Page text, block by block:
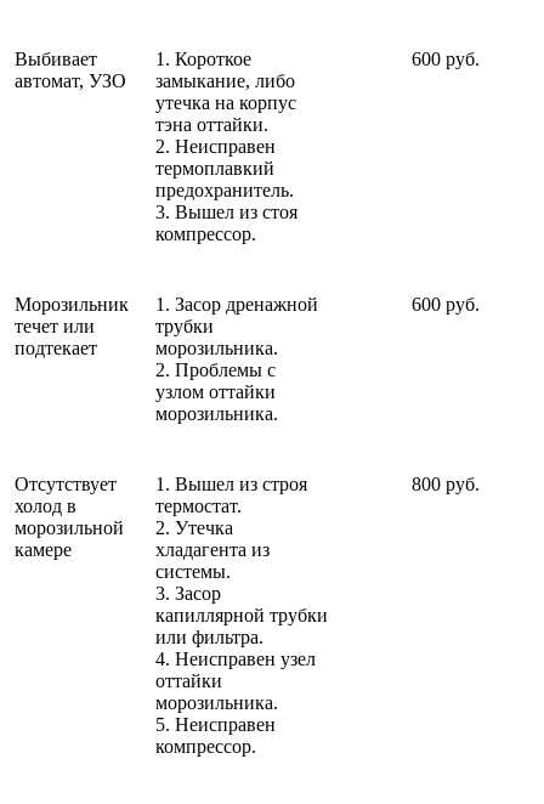
Выбивает
автомат, УЗО
1. Короткое
замыкание, либо
утечка на корпус
тэна оттайки.
2. Неисправен
термоплавкий
предохранитель.
3. Вышел из стоя
компрессор.
600 руб.
Морозильник
течет или
подтекает
1. Засор дренажной
трубки
морозильника.
2. Проблемы с
узлом оттайки
морозильника.
600 руб.
Отсутствует
холод в
морозильной
камере
1. Вышел из строя
термостат.
2. Утечка
хладагента из
системы.
3. Засор
капиллярной трубки
или фильтра.
4. Неисправен узел
оттайки
морозильника.
5. Неисправен
компрессор.
800 руб.